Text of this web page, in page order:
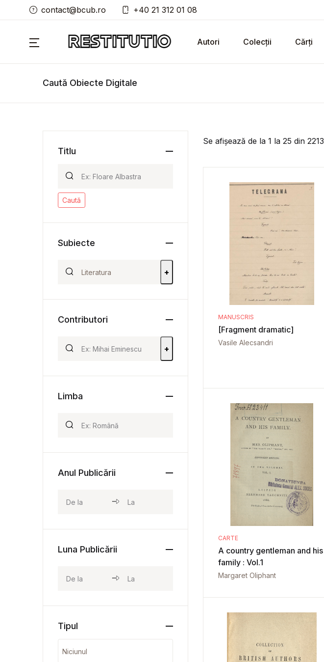
contact@bcub.ro +40 21 312 01 08
Autori Colecții Cărți
Caută Obiecte Digitale
Se afișează de la 1 la 25 din 2213
MANUSCRIS
[Fragment dramatic]
Vasile Alecsandri
CARTE
A country gentleman and his
family : Vol.1
Margaret Oliphant
Titlu
Caută
Subiecte
+
Contributori
+
Limba
Anul Publicării
Luna Publicării
Tipul